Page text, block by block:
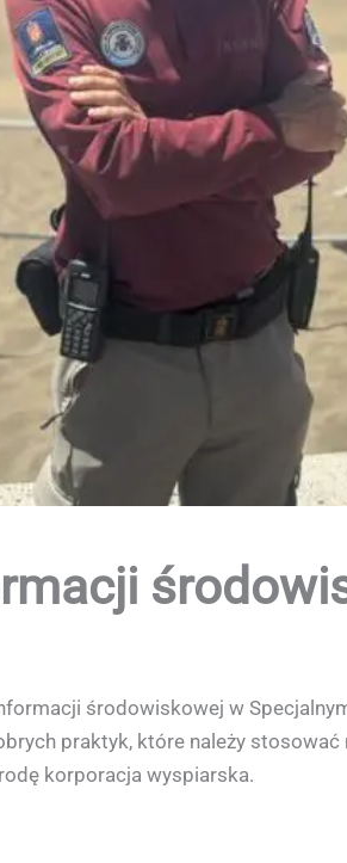
środowiskowej w
praktyk, które należy
korporacja wyspiarska.